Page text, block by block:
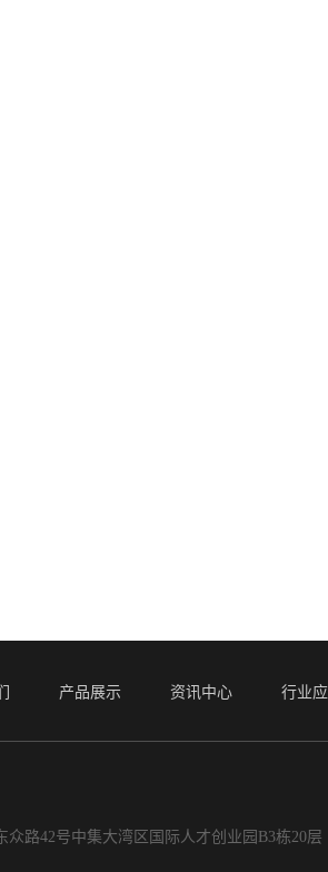
产品展示 资讯中心 行业
众路42号中集大湾区国际人才创业园B3栋20层